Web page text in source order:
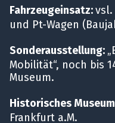
Fahrzeugeinsatz:vsl.
und Pt-Wagen
Sonderausstellung:
Mobilität“, noch bis
Museum.
Historisches
Frankfurt a.M.